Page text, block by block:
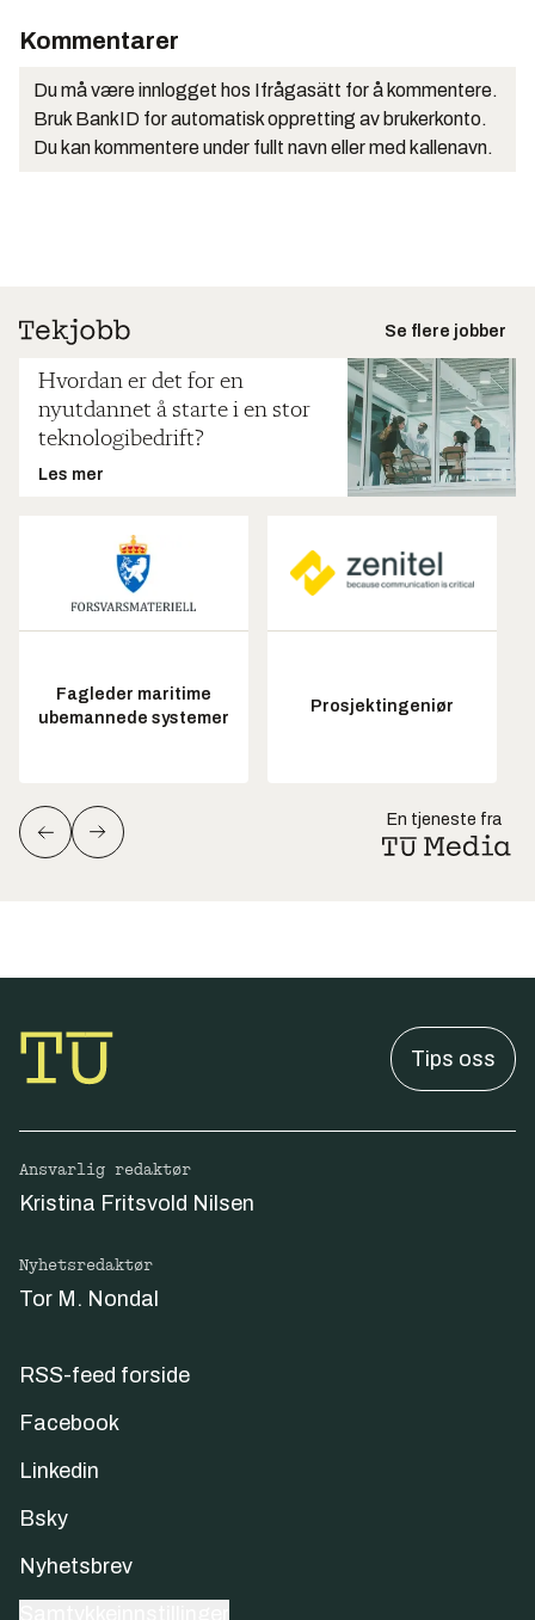
Kommentarer
Du må være innlogget hos Ifrågasätt for å kommentere.
Bruk BankID for automatisk oppretting av brukerkonto.
Du kan kommentere under fullt navn eller med kallenavn.
Se flere jobber
Hvordan er det for en
nyutdannet å starte i en stor
teknologibedrift?
Les mer
Fagleder maritime
ubemannede systemer
Prosjektingeniør
En tjeneste fra
Tips oss
Ansvarlig redaktør
Kristina Fritsvold Nilsen
Nyhetsredaktør
Tor M. Nondal
RSS-feed forside
Facebook
Linkedin
Bsky
Nyhetsbrev